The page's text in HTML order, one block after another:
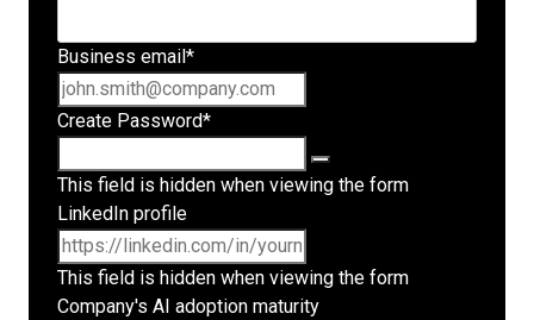
Business email *
Create Password*
This field is hidden when viewing the form
LinkedIn profile
This field is hidden when viewing the form
Company's AI adoption maturity